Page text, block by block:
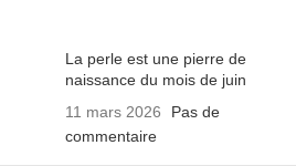
La perle est une pierre de
naissance du mois de juin
11 mars 2026
Pas de
commentaire